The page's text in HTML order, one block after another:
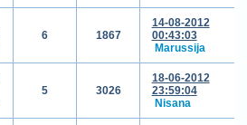
6 1867
14-08-2012
00:43:03
Marussija
5 3026
18-06-2012
23:59:04
Nisana